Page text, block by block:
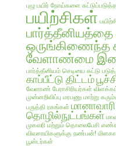
புழு பயிர் நோய்களை
பயிற்சிகள்
பார்த்தீனியத்தை
வேளாண்மை
பார்த்தீனியம் செடியை கட்டு
காப்பீட்டு திட்டம்
வேளாண் பேராசிரியர்கள்
முன்னறிவிப்பு மரபணு மாற்று
பருத்தி ரகங்கள்
தொழில்நுட்பங்கள்
முகவரி மற்றும் தொலைபேசி
விவசாயிகளுக்கு நண்பன்!
பூஸ்டர்கள்